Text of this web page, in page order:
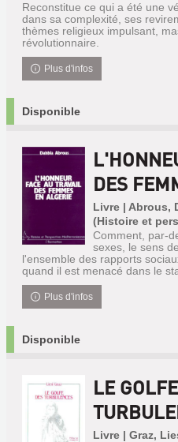
Reconstitue ce qui a été une
dans sa complexité, ses
thèmes religieux impulsant,
révolutionnaire.
Plus d'infos
Disponible
DES
Livre | Abrous,
(Histoire et
Comment, par-
sexes, le sens
l'ensemble des rapports
quand il est menacé dans le
Plus d'infos
Disponible
LE
Livre | Graz,